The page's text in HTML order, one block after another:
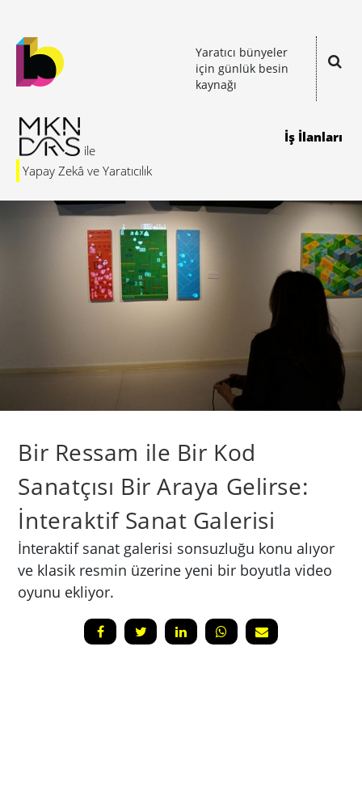
Yaratıcı bünyeler
için günlük besin
kaynağı
Yapay Zekâ ve Yaratıcılık
İş İlanları
Bir Ressam ile Bir Kod
Sanatçısı Bir Araya Gelirse:
İnteraktif Sanat Galerisi
İnteraktif sanat galerisi sonsuzluğu konu alıyor
ve klasik resmin üzerine yeni bir boyutla video
oyunu ekliyor.